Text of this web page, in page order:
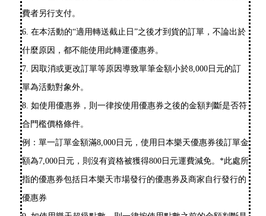
費者另行支付。
6. 在本活動的“適用轉送截止日”之後才到貨的訂單，不論出於
什麼原因，都不能使用此轉運優惠券。
7. 因取消或更改訂單等原因導致單筆金額小於8,000日元的訂
單為活動對象外。
8. 如使用優惠券，則一律按使用優惠券之後的金額判斷是否符
合門檻價格條件。
例：單一訂單金額滿8,000日元，使用日本樂天優惠券後訂單金
額為7,000日元，則沒有資格被獲得800日元運費減免。*此處所
指的優惠券包括日本樂天市場發行的優惠券及商家自行發行的
優惠券